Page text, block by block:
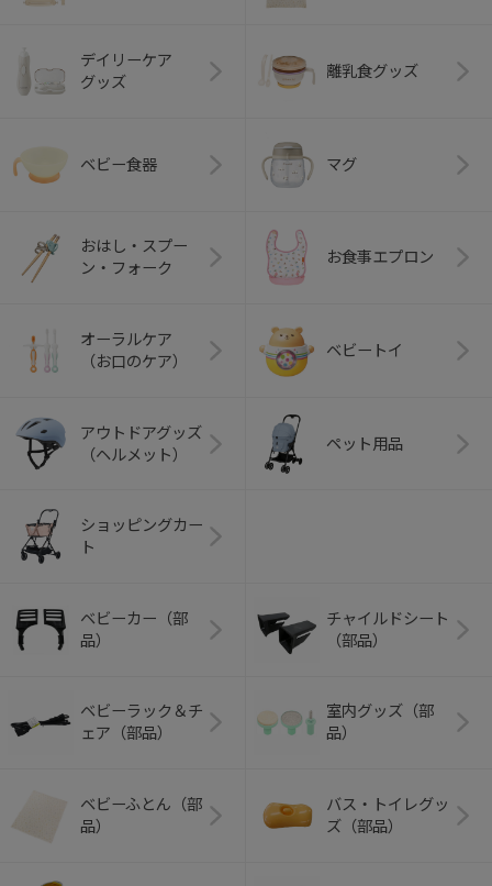
デイリーケア
グッズ
離乳食グッズ
ベビー食器 マグ
おはし・スプー
ン・フォーク
お食事エプロン
オーラルケア
（お口のケア）
ベビートイ
アウトドアグッズ
（ヘルメット）
ペット用品
ショッピングカー
ト
ベビーカー（部
品）
チャイルドシート
（部品）
ベビーラック＆チ
ェア（部品）
室内グッズ（部
品）
ベビーふとん（部
品）
バス・トイレグッ
ズ（部品）